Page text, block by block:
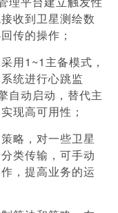
收到卫星测绘数
传的操作；
用1~1主备模式，
统进行心跳监
自动启动，替代主
现高可用性；
略，对一些卫星
类传输，可手动
，提高业务的运